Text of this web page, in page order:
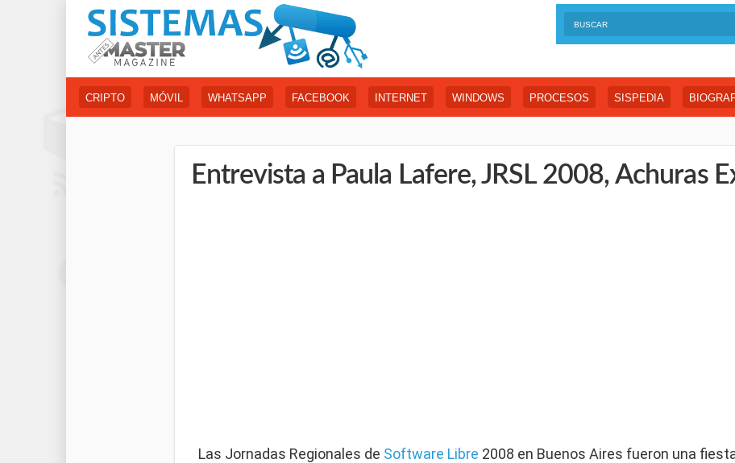
CRIPTO MÓVIL WHATSAPP FACEBOOK INTERNET WINDOWS PROCESOS SISPEDIA
Entrevista a Paula Lafere, JRSL 2008, Achuras
Las Jornadas Regionales de Software Libre 2008 en Buenos Aires fueron una